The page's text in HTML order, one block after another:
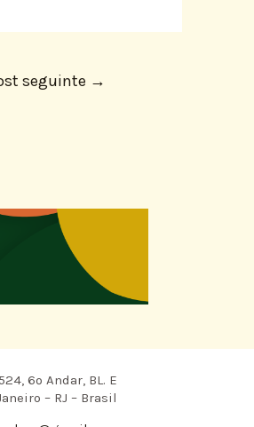
seguinte →
6º Andar, BL. E
– RJ – Brasil